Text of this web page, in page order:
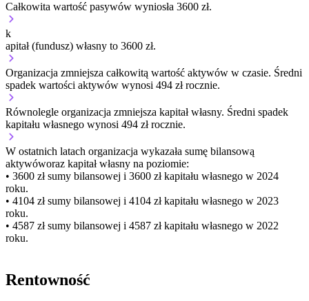
Całkowita wartość pasywów wyniosła 3600 zł.
k
apitał (fundusz) własny to 3600 zł.
Organizacja zmniejsza całkowitą wartość aktywów w czasie. Średni
spadek wartości aktywów wynosi 494 zł rocznie.
Równolegle organizacja zmniejsza kapitał własny. Średni spadek
kapitału własnego wynosi 494 zł rocznie.
W ostatnich latach organizacja wykazała sumę bilansową
aktywóworaz kapitał własny na poziomie:
• 3600 złsumy bilansowej i 3600 zł kapitału własnego w 2024
roku.
• 4104 złsumy bilansowej i 4104 zł kapitału własnego w 2023
roku.
• 4587 złsumy bilansowej i 4587 zł kapitału własnego w 2022
roku.
Rentowność